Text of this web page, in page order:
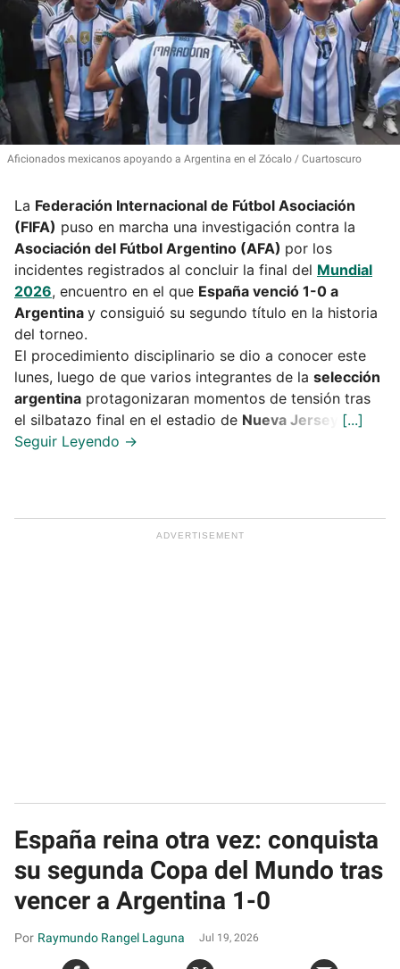
Aficionados mexicanos apoyando a Argentina en el Zócalo Cuartoscuro
La Federación Internacional de Fútbol Asociación
(FIFA) puso en marcha una investigación contra la
Asociación del Fútbol Argentino (AFA) por los
incidentes registrados al concluir la final del Mundial
2026, encuentro en el que España venció 1-0 a
Argentina y consiguió su segundo título en la historia
del torneo.
El procedimiento disciplinario se dio a conocer este
lunes, luego de que varios integrantes de la selección
argentina protagonizaran momentos de tensión tras
el silbatazo final en el estadio de Nueva Jersey
España reina otra vez: conquista
su segunda Copa del Mundo tras
vencer a Argentina 1-0
Raymundo Rangel Laguna Jul 19, 2026